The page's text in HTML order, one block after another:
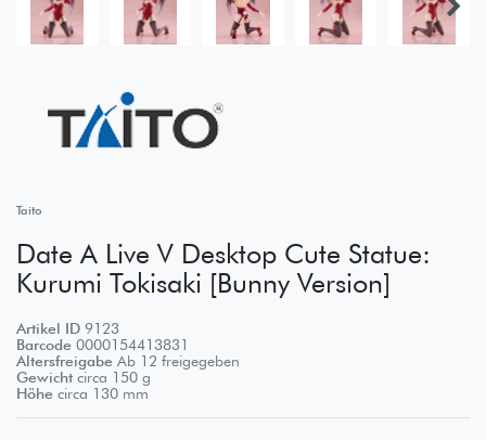
Taito
Date A Live V Desktop Cute Statue:
Kurumi Tokisaki [Bunny Version]
Artikel ID 9123
Barcode 0000154413831
Altersfreigabe Ab 12 freigegeben
Gewicht circa 150 g
Höhe circa 130 mm